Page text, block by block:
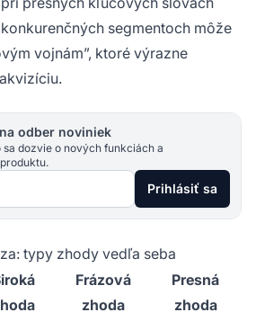
segmentoch môže
vojnám”, ktoré výrazne
odber noviniek
dozvie o nových funkciách a
Prihlásiť sa
typy zhody vedľa seba
Frázová
zhoda
Presná
zhoda